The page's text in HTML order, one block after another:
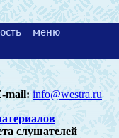
меню
mail: info@westra.ru
слушателей